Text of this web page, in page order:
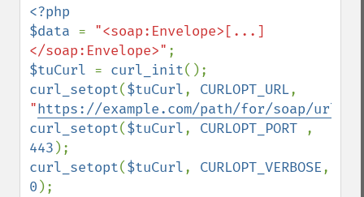
<?php
$data = "<soap:Envelope>[...]
</soap:Envelope>"
$tuCurl = curl_init
curl_setopt($tuCurl, CURLOPT_URL
"https://example.com/path/for/soap/url/
curl_setopt($tuCurl, CURLOPT_PORT
443
curl_setopt($tuCurl, CURLOPT_VERBOSE
0